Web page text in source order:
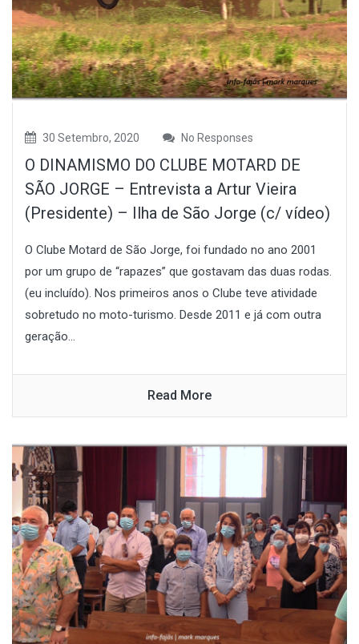
30 Setembro, 2020 No Responses
O DINAMISMO DO CLUBE MOTARD DE
SÃO JORGE – Entrevista a Artur Vieira
(Presidente) – Ilha de São Jorge (c/ vídeo)
O Clube Motard de São Jorge, foi fundado no ano 2001
por um grupo de “rapazes” que gostavam das duas rodas.
(eu incluído). Nos primeiros anos o Clube teve atividade
sobretudo no moto-turismo. Desde 2011 e já com outra
geração...
Read More